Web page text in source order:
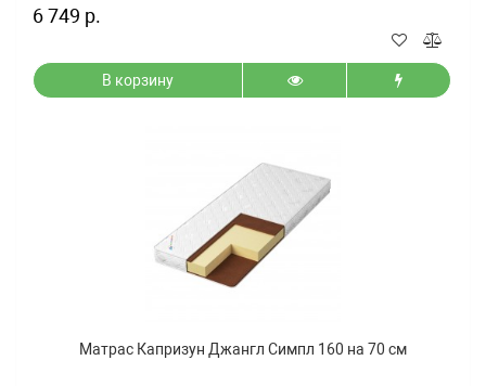
6 749 р.
В корзину
Матрас Капризун Джангл Симпл 160 на 70 см